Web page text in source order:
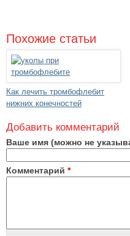
Похожие статьи
Как лечить тромбофлебит
нижних конечностей
Добавить комментарий
Ваше имя (можно не
Комментарий *